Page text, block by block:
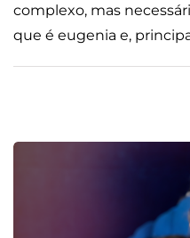
complexo, mas
que é eugenia e,